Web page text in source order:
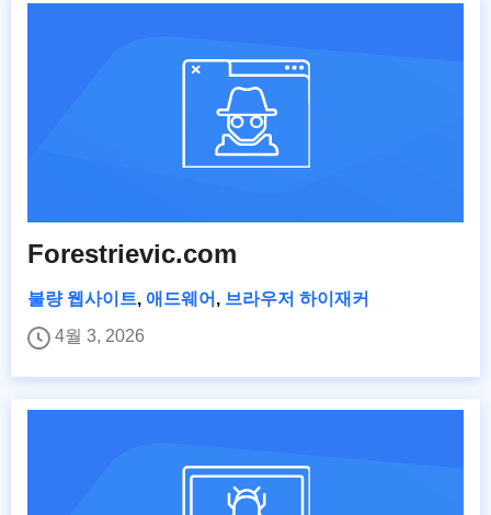
Forestrievic.com
불량 웹사이트, 애드웨어 , 브라우저 하이재커
4월 3, 2026